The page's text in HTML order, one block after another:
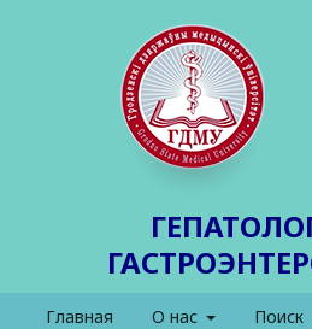
Главная О нас Поиск